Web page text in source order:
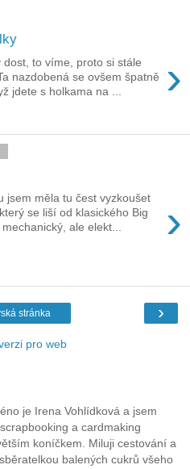
›
dost, to víme, proto si stále
nazdobená se ovšem špatně
jdete s holkama na ...
›
jsem měla tu čest vyzkoušet
se liší od klasického Big
ale elekt...
›
stránka
pro web
je Irena Vohlídková a jsem
a cardmaking
koníčkem. Miluji cestování a
balených cukrů všeho